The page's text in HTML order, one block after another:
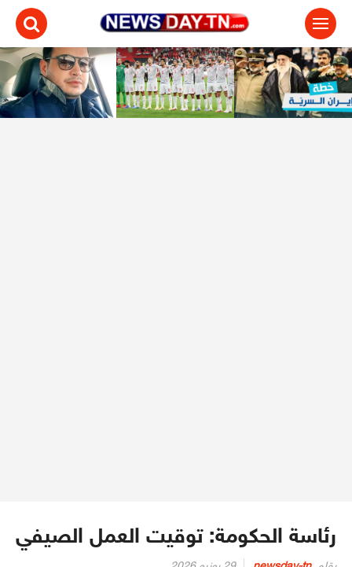
رئاسة الحكومة: توقيت العمل الصيفي